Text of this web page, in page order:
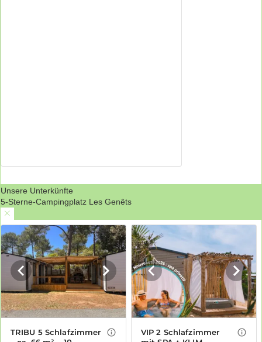
Unsere Unterkünfte
5-Sterne-Campingplatz Les Genêts